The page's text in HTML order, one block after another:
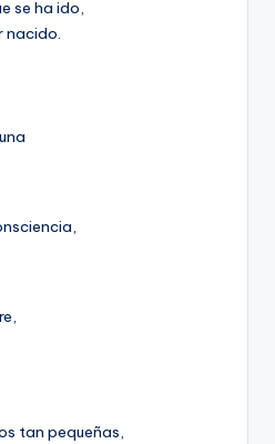
se ha ido,
nacido.
tan pequeñas,